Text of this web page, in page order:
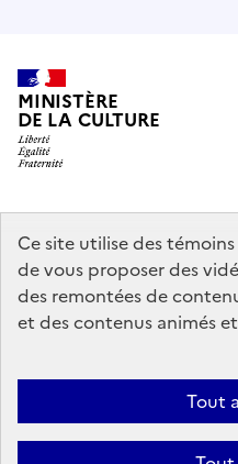
Ce site utilise des
de vous proposer des
des remontées de
et des contenus animés
Tout
MINISTÈRE
DE LA CULTURE
data.gouv.fr
service-public.gouv.fr
Contact Mentions légales
Politique générale de protection
des témoins de connexion